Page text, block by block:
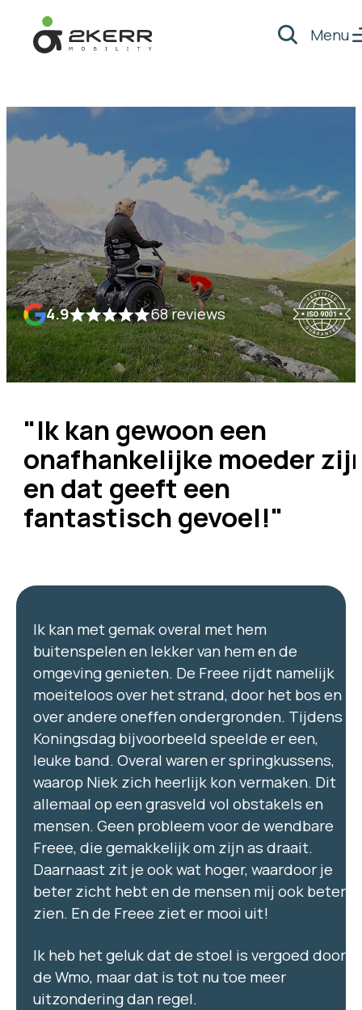
Zoeken
Menu
4.9 68 reviews
"Ik kan gewoon een
onafhankelijke moeder
en dat geeft een
fantastisch gevoel!"
Ik kan met gemak overal met hem
buitenspelen en lekker van hem en de
omgeving genieten. De Freee rijdt namelijk
moeiteloos over het strand, door het bos en
over andere oneffen ondergronden. Tijdens
Koningsdag bijvoorbeeld speelde er een,
leuke band. Overal waren er springkussens,
waarop Niek zich heerlijk kon vermaken. Dit
allemaal op een grasveld vol obstakels en
mensen. Geen probleem voor de wendbare
Freee, die gemakkelijk om zijn as draait.
Daarnaast zit je ook wat hoger, waardoor je
beter zicht hebt en de mensen mij ook beter
zien. En de Freee ziet er mooi uit!
Ik heb het geluk dat de stoel is vergoed door
de Wmo, maar dat is tot nu toe meer
uitzondering dan regel.